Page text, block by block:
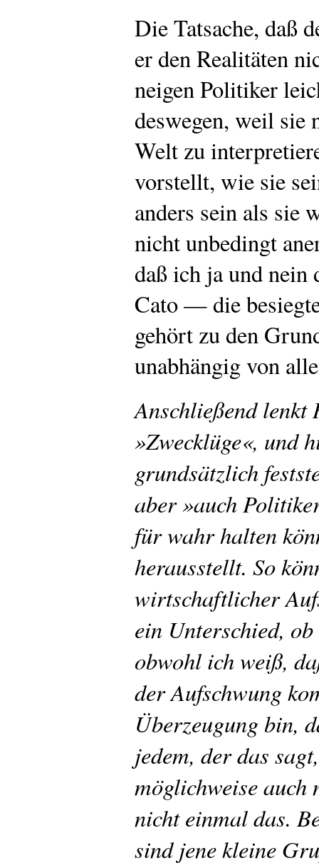
Die Tatsache, daß
er den Realitäten
neigen Politiker
deswegen, weil sie
Welt zu
vorstellt, wie sie
anders sein als sie
nicht unbedingt
daß ich ja und nein
Cato — die
gehört zu den
unabhängig von
Anschließend lenkt
»Zwecklüge«, und
grundsätzlich
aber »auch
für wahr halten
herausstellt. So
wirtschaftlicher
ein Unterschied,
obwohl ich weiß,
der Aufschwung
Überzeugung bin,
jedem, der das
möglichweise
nicht einmal das.
sind jene kleine